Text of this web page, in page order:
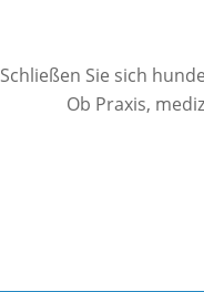
Schließen Sie sich
Ob Praxis,